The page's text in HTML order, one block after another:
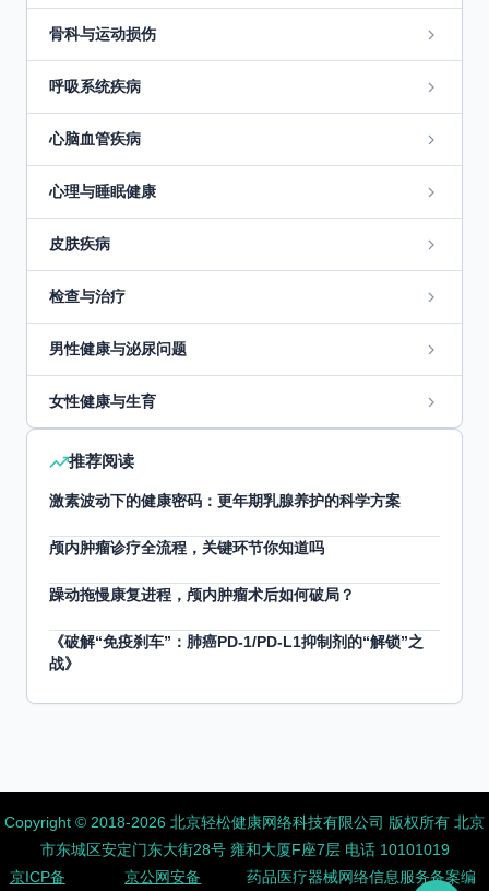
骨科与运动损伤
呼吸系统疾病
心脑血管疾病
心理与睡眠健康
皮肤疾病
检查与治疗
男性健康与泌尿问题
女性健康与生育
推荐阅读
激素波动下的健康密码：更年期乳腺养护的科学方案
颅内肿瘤诊疗全流程，关键环节你知道吗
躁动拖慢康复进程，颅内肿瘤术后如何破局？
《破解“免疫刹车”：肺癌PD-1/PD-L1抑制剂的“解锁”之
战》
Copyright ©️ 2018-2026 北京轻松健康网络科技有限公司 版权所有 北京
市东城区安定门东大街28号 雍和大厦F座7层 电话 10101019
京ICP备
京公网安备 药品医疗器械网络信息服务备案编